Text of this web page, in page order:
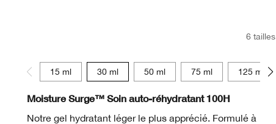
6 tailles
15 ml 30 ml 50 ml 75 ml 125 ml
Moisture Surge™ Soin auto-réhydratant 100H
Notre gel hydratant léger le plus apprécié. Formulé à